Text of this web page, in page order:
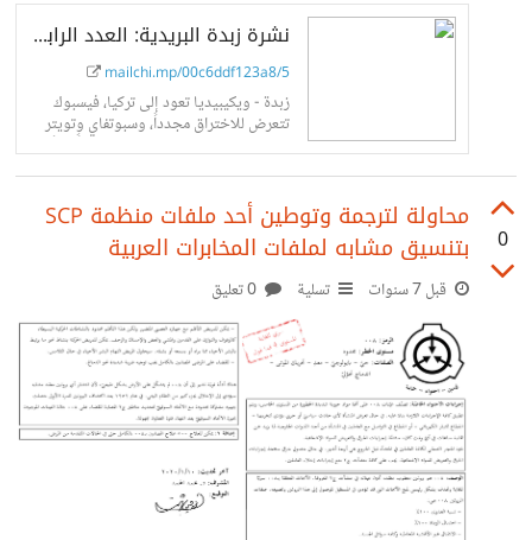
نشرة زبدة البريدية: العدد الرابع - عدد نهاية العقد
mailchi.mp/00c6ddf123a8/5
زبدة - ويكيبيديا تعود إلى تركيا، فيسبوك
تتعرض للاختراق مجدداً، وسبوتفاي وتويتر
يبتعدان عن الإعلانات السياسية تماماً بدلاً من
0
محاولة لترجمة وتوطين أحد ملفات منظمة SCP
بتنسيق مشابه لملفات المخابرات العربية
قبل 7 سنوات تسلية